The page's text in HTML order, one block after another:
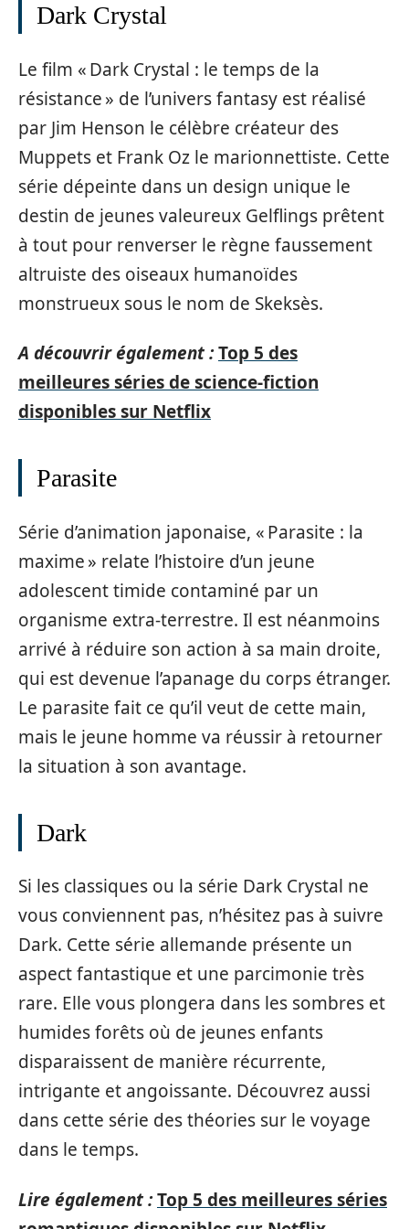
Dark Crystal
Le film « Dark Crystal : le temps de la
résistance » de l’univers fantasy est réalisé
par Jim Henson le célèbre créateur des
Muppets et Frank Oz le marionnettiste. Cette
série dépeinte dans un design unique le
destin de jeunes valeureux Gelflings prêtent
à tout pour renverser le règne faussement
altruiste des oiseaux humanoïdes
monstrueux sous le nom de Skeksès.
A découvrir également :Top 5 des
meilleures séries de science-fiction
disponibles sur Netflix
Parasite
Série d’animation japonaise, « Parasite : la
maxime » relate l’histoire d’un jeune
adolescent timide contaminé par un
organisme extra-terrestre. Il est néanmoins
arrivé à réduire son action à sa main droite,
qui est devenue l’apanage du corps étranger.
Le parasite fait ce qu’il veut de cette main,
mais le jeune homme va réussir à retourner
la situation à son avantage.
Dark
Si les classiques ou la série Dark Crystal ne
vous conviennent pas, n’hésitez pas à suivre
Dark. Cette série allemande présente un
aspect fantastique et une parcimonie très
rare. Elle vous plongera dans les sombres et
humides forêts où de jeunes enfants
disparaissent de manière récurrente,
intrigante et angoissante. Découvrez aussi
dans cette série des théories sur le voyage
dans le temps.
Lire également :Top 5 des meilleures séries